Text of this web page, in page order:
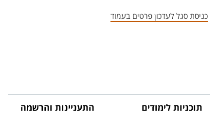
כניסת סגל לעדכון פרטים בעמוד
תוכניות לימודים התעניינות והרשמה